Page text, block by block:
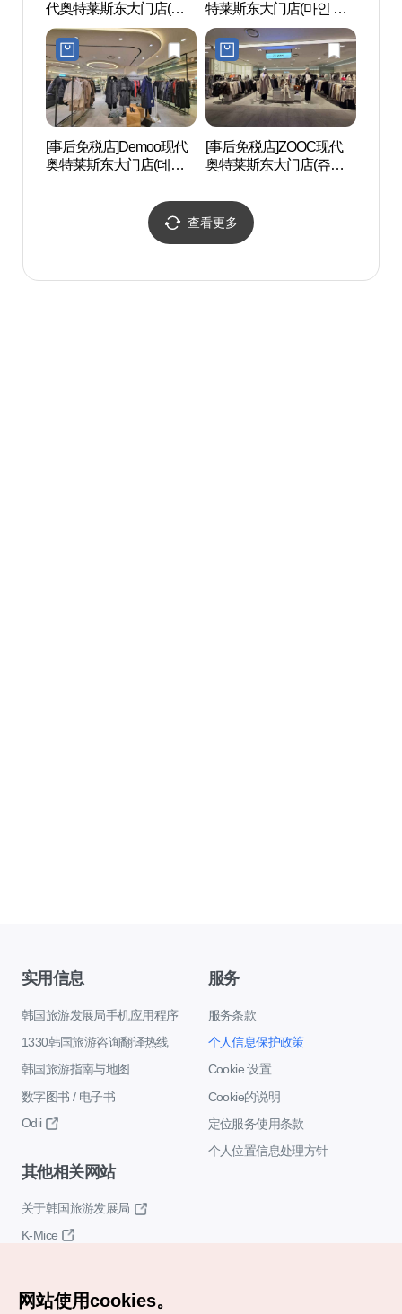
代奥特莱斯东大门店(폴
햄 현대아울렛 동대문점)
特莱斯东大门店(마인 현
대아울렛 동대문점)
[事后免税店]Demoo现代
奥特莱斯东大门店(데무
[事后免税店]ZOOC现代
奥特莱斯东大门店(쥬크
查看更多
实用信息
韩国旅游发展局手机应用程序
1330韩国旅游咨询翻译热线
韩国旅游指南与地图
数字图书 / 电子书
Odii
服务
服务条款
个人信息保护政策
Cookie 设置
Cookie的说明
定位服务使用条款
个人位置信息处理方针
其他相关网站
关于韩国旅游发展局
K-Mice
网站使用cookies。